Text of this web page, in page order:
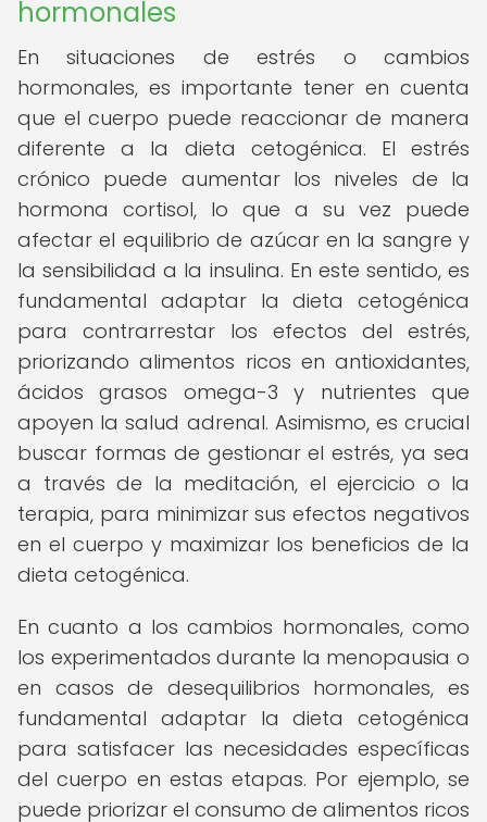
hormonales
En situaciones de estrés o cambios
hormonales, es importante tener en cuenta
que el cuerpo puede reaccionar de manera
diferente a la dieta cetogénica. El estrés
crónico puede aumentar los niveles de la
hormona cortisol, lo que a su vez puede
afectar el equilibrio de azúcar en la sangre y
la sensibilidad a la insulina. En este sentido, es
fundamental adaptar la dieta cetogénica
para contrarrestar los efectos del estrés,
priorizando alimentos ricos en antioxidantes,
ácidos grasos omega-3 y nutrientes que
apoyen la salud adrenal. Asimismo, es crucial
buscar formas de gestionar el estrés, ya sea
a través de la meditación, el ejercicio o la
terapia, para minimizar sus efectos negativos
en el cuerpo y maximizar los beneficios de la
dieta cetogénica.
En cuanto a los cambios hormonales, como
los experimentados durante la menopausia o
en casos de desequilibrios hormonales, es
fundamental adaptar la dieta cetogénica
para satisfacer las necesidades específicas
del cuerpo en estas etapas. Por ejemplo, se
puede priorizar el consumo de alimentos ricos